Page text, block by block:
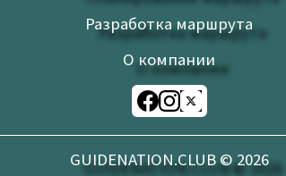
Разработка маршрута
О компании
GUIDENATION.CLUB ©2026